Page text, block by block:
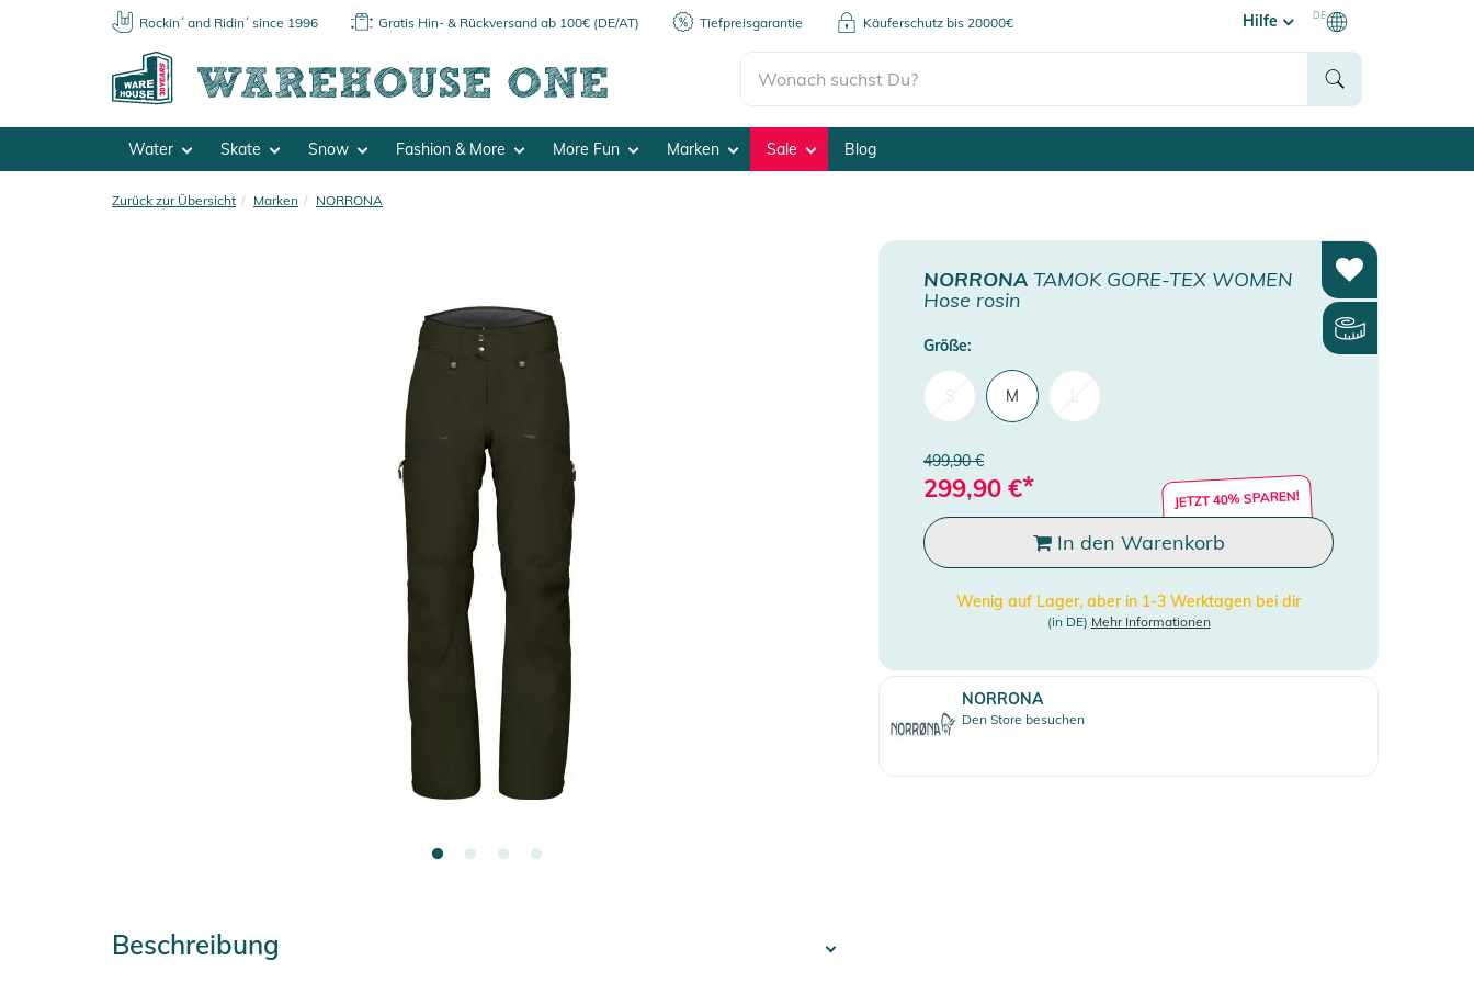
Rockin´ and Ridin´ since 1996 Gratis Hin- & Rückversand ab 100€ (DE/AT) Tiefpreisgarantie Käuferschutz bis 20000€ Hilfe DE
Water Skate Snow Fashion & More More Fun Marken Sale Blog
Zurück zur Übersicht Marken NORRONA
NORRONA TAMOK GORE-TEX WOMEN
Hose rosin
Größe:
M
499,90 €
299,90 €* JETZT 40% SPAREN!
In den Warenkorb
Wenig auf Lager, aber in 1-3 Werktagen bei dir
(in DE) Mehr Informationen
NORRONA
Den Store besuchen
Beschreibung